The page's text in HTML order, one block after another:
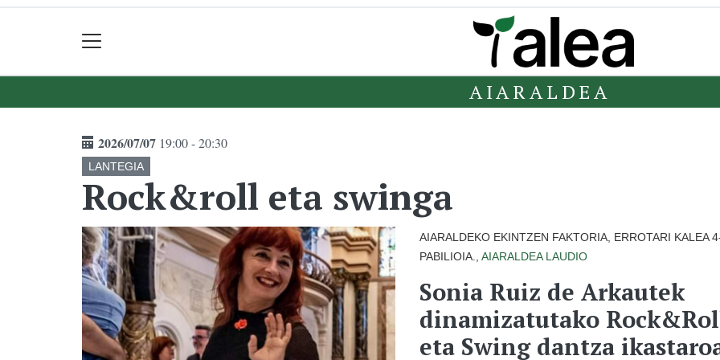
AIARALDEA
2026/07/07 19:00 - 20:30
LANTEGIA
Rock&roll eta swinga
AIARALDEKO EKINTZEN FAKTORIA, ERROTARI KALEA
PABILIOIA., AIARALDEA LAUDIO
Sonia Ruiz de Arkautek
dinamizatutako
eta Swing dantza